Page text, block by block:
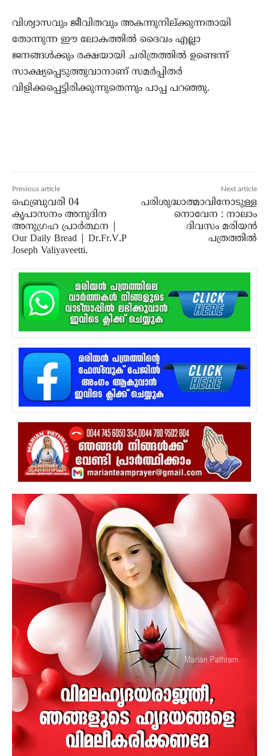
വിശ്വാസവും ജീവിതവും അകന്നുനില്ക്കുന്നതായി
തോന്നുന്ന ഈ ലോകത്തില്‍ ദൈവം എല്ലാ
ജനങ്ങള്‍ക്കും രക്ഷയായി ചരിത്രത്തില്‍ ഉണ്ടെന്ന്
സാക്ഷ്യപ്പെടുത്തുവാനാണ് സമര്‍പ്പിതര്‍
വിളിക്കപ്പെട്ടിരിക്കുന്നുതെന്നും പാപ്പ പറഞ്ഞു.
Previous article
ഫെബ്രുവരി 04
കൃപാസനം അനുദിന
അനുഗ്രഹ പ്രാർത്ഥന |
Our Daily Bread | Dr.Fr.V.P
Joseph Valiyaveetti.
Next article
പരിശുദ്ധാത്മാവിനോടുള്ള
നൊവേന : നാലാം
ദിവസം മരിയന്‍
പത്രത്തില്‍